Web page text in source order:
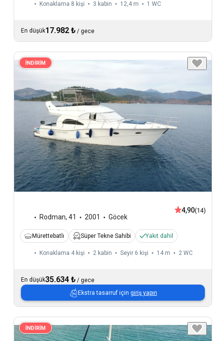
Konaklama 8 kişi 3 kabin 12,4 m 1 WC
En düşük17.982 ₺ / gece
İNDİRİM
Rodman, 41 2001 Göcek
4,90(14)
Mürettebatlı Süper Tekne Sahibi Yakıt dahil
Konaklama 4 kişi 2 kabin Seyir 6 kişi 14 m 2 WC
En düşük35.634 ₺ / gece
Ekstra tasarruf için giriş yapın
İNDİRİM